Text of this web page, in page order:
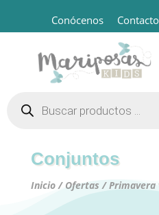
Conócenos Contacto
productos
Conjuntos
Inicio/ Ofertas /Primavera